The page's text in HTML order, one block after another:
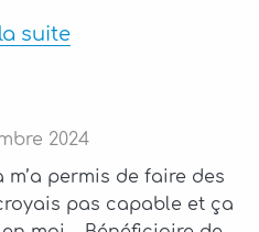
suite
2024
permis de faire des
pas capable et ça